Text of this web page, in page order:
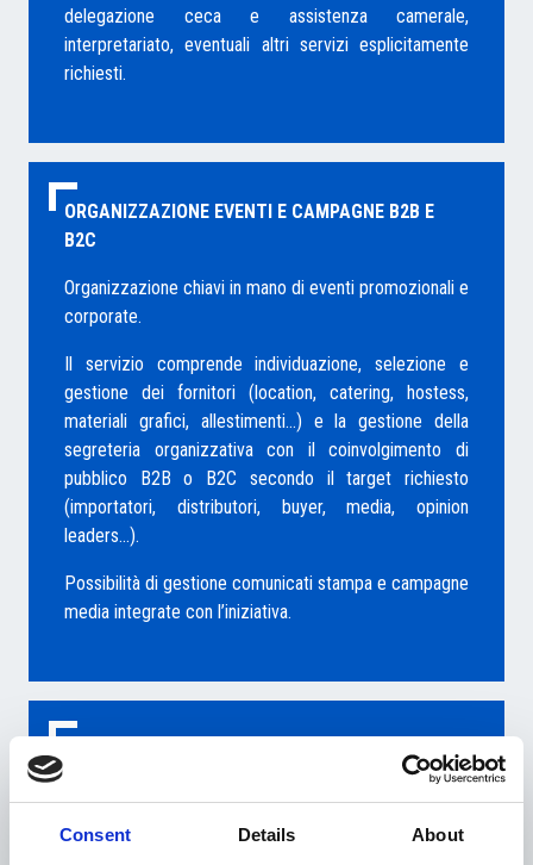
Consent Details About
delegazione ceca e assistenza camerale,
interpretariato, eventuali altri servizi esplicitamente
richiesti.
ORGANIZZAZIONE EVENTI E CAMPAGNE B2B E
B2C
Organizzazione chiavi in mano di eventi promozionali e
corporate.
Il servizio comprende individuazione, selezione e
gestione dei fornitori (location, catering, hostess,
materiali grafici, allestimenti…) e la gestione della
segreteria organizzativa con il coinvolgimento di
pubblico B2B o B2C secondo il target richiesto
(importatori, distributori, buyer, media, opinion
leaders…).
Possibilità di gestione comunicati stampa e campagne
media integrate con l’iniziativa.
MISSIONI COMMERCIALI DI OPERATORI ITALIANI
Organizzazione missioni commerciali settoriali volte
all’incontro tra operatori italiani e cechi.